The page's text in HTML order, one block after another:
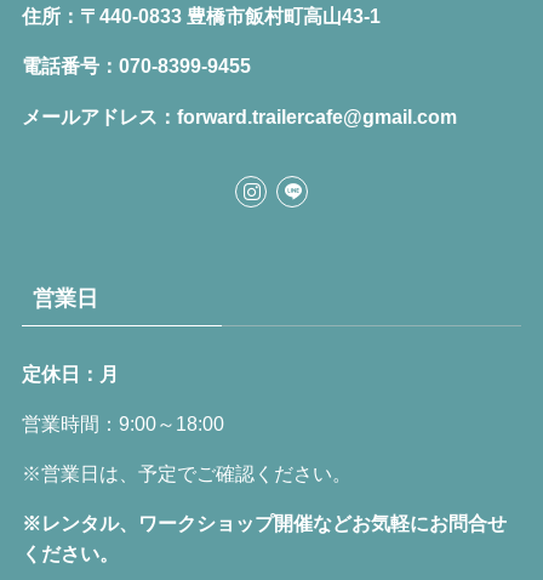
住所：〒440-0833 豊橋市飯村町高山43-1
電話番号：070-8399-9455
メールアドレス：forward.trailercafe@gmail.com
営業日
定休日：月
営業時間：9:00～18:00
※営業日は、予定でご確認ください。
※レンタル、ワークショップ開催などお気軽にお問合せ
ください。